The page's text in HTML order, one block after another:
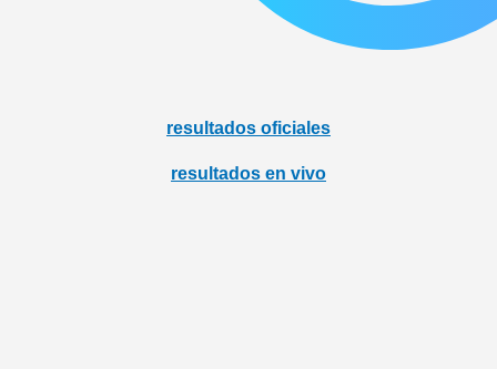
resultados oficiales
resultados en vivo